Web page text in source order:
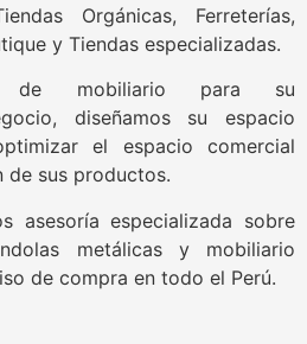
Orgánicas, Ferreterías,
y Tiendas especializadas.
de mobiliario para su
diseñamos su espacio
el espacio comercial
de sus productos.
asesoría especializada sobre
metálicas y mobiliario
de compra en todo el Perú.